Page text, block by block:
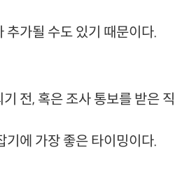
추가될 수도 있기 때문이다.
전, 혹은 조사 통보를 받은 직
기에 가장 좋은 타이밍이다.